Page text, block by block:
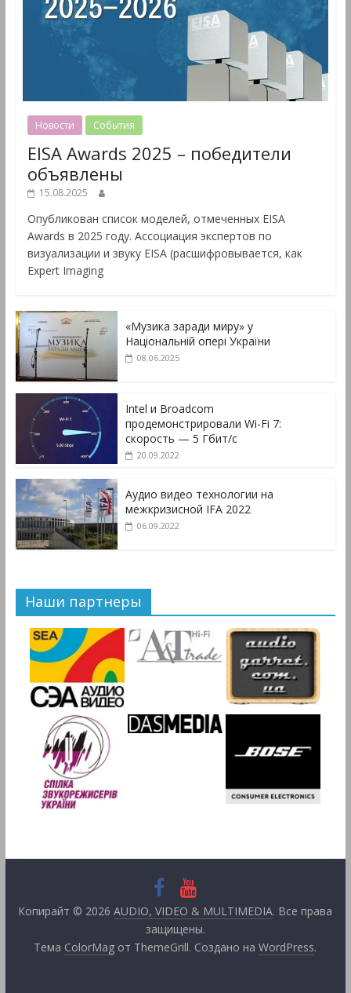
Новости События
EISA Awards 2025 – победители
объявлены
15.08.2025
Опубликован список моделей, отмеченных EISA
Awards в 2025 году. Ассоциация экспертов по
визуализации и звуку EISA (расшифровывается, как
Expert Imaging
«Музика заради миру» у
Національній опері України
08.06.2025
Intel и Broadcom
продемонстрировали Wi-Fi 7:
скорость — 5 Гбит/с
20.09.2022
Аудио видео технологии на
межкризисной IFA 2022
06.09.2022
Наши партнеры
Копирайт © 2026AUDIO, VIDEO & MULTIMEDIA. Все права
защищены.
Тема ColorMag от ThemeGrill. Создано наWordPress.